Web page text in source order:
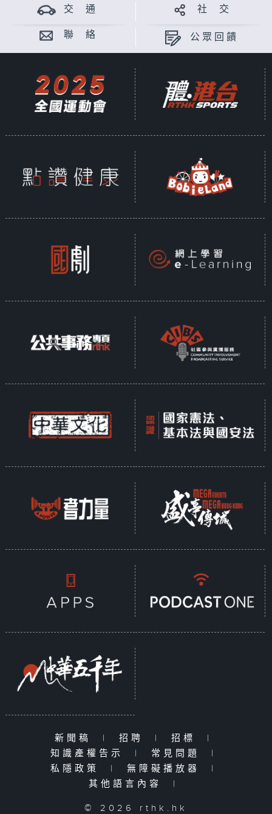
交 通 社 交
聯 絡 公眾回饋
新聞稿 | 招聘 | 招標
|
知識產權告示
| 常見問題
|
私隱政策
| 無障礙播放器
|
其他語言內容
|
© 2026 rthk.hk